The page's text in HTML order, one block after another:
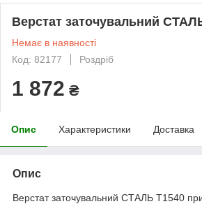
Верстат заточувальний
Немає в наявності
Код: 82177
Роздріб
1 872 ₴
Опис Характеристики Доставка
Опис
Верстат заточувальний СТАЛЬ Т1540